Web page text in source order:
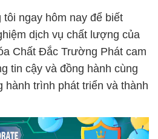
ngay hôm nay để biết
dịch vụ chất lượng của
Chất Đắc Trường Phát cam
tin cậy và đồng hành cùng
hành trình phát triển và thành